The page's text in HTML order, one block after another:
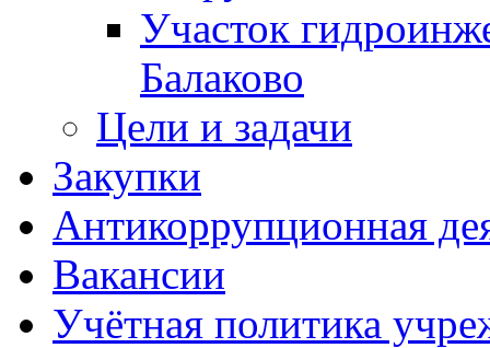
Участок
Балаково
Цели и задачи
Закупки
Антикоррупционная
Вакансии
Учётная политика